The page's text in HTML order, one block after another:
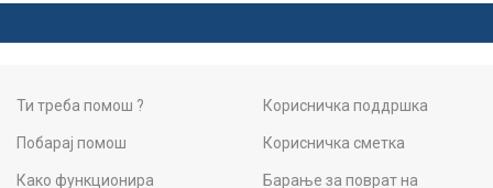
Ти треба помош ?
Побарај помош
Како функционира
Корисничка поддршка
Корисничка сметка
Барање за поврат на